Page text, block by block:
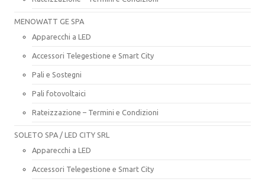
MENOWATT GE SPA
Apparecchi a LED
Accessori Telegestione e Smart City
Pali e Sostegni
Pali fotovoltaici
Rateizzazione – Termini e Condizioni
SOLETO SPA / LED CITY SRL
Apparecchi a LED
Accessori Telegestione e Smart City